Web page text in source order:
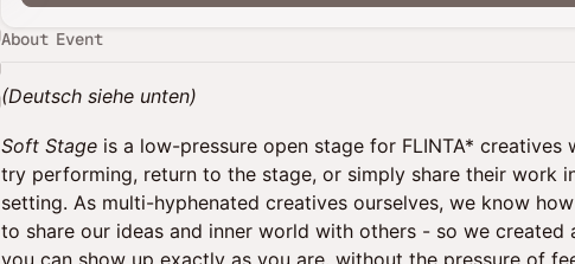
About Event
(Deutsch siehe unten)
Soft Stage is a low-pressure open stage for FLINTA* creatives
try performing, return to the stage, or simply share their work
setting. As multi-hyphenated creatives ourselves, we know
to share our ideas and inner world with others - so we created
you can show up exactly as you are, without the pressure of